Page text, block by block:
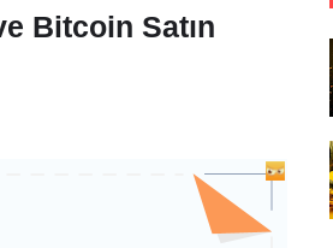
Bitcoin Satın